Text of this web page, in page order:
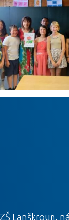
ZŠ Lanškroun,